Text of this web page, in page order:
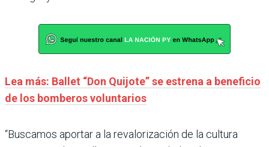
Lea más: Ballet “Don Quijote” se estrena a beneficio
de los bomberos voluntarios
“Buscamos aportar a la revalorización de la cultura